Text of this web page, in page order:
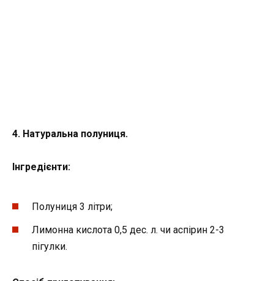
4. Натуральна полуниця.
Інгредієнти:
Полуниця 3 літри;
Лимонна кислота 0,5 дес. л. чи аспірин 2-3
пігулки.